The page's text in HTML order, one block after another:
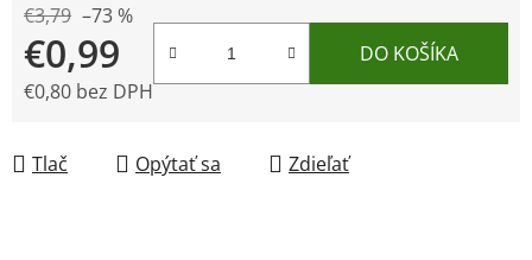
€3,79 –73 %
€0,99
€0,80 bez DPH
DO KOŠÍKA
Tlač Opýtať sa Zdieľať